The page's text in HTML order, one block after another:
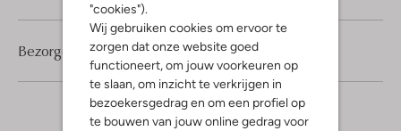
"cookies").
Wij gebruiken cookies om ervoor te
zorgen dat onze website goed
functioneert, om jouw voorkeuren op
te slaan, om inzicht te verkrijgen in
bezoekersgedrag en om een profiel op
te bouwen van jouw online gedrag voor
Bezorgen & retourneren